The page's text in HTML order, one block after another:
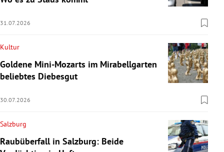
31.07.2026
Kultur
Goldene Mini-Mozarts im Mirabellgarten
beliebtes Diebesgut
30.07.2026
Salzburg
Raubüberfall in Salzburg: Beide